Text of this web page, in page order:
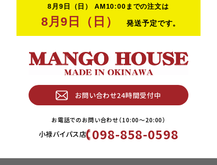
お問い合わせ24時間受付中
お電話でのお問い合わせ（10:00〜20:00）
小禄バイパス店 098-858-0598